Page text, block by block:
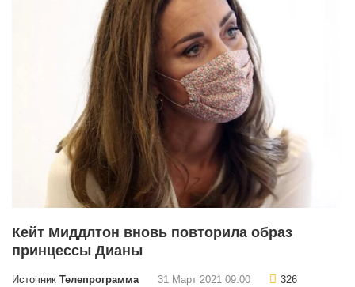
Кейт Миддлтон вновь повторила образ
принцессы Дианы
Источник Телепрограмма 31 Март 2021 09:00 326